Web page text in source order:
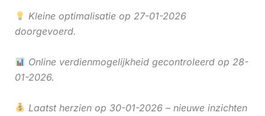
Kleine optimalisatie op 27-01-2026
doorgevoerd.
Online verdienmogelijkheid gecontroleerd op 28-
01-2026.
Laatst herzien op 30-01-2026 – nieuwe inzichten